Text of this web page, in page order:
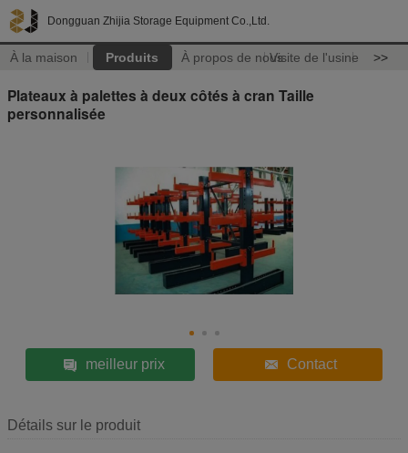
Dongguan Zhijia Storage Equipment Co.,Ltd.
À la maison Produits À propos de nousVisite de l'usine >>
Plateaux à palettes à deux côtés à cran Taille
personnalisée
meilleur prix Contact
Détails sur le produit